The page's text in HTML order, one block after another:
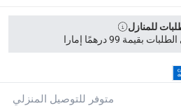
من المورّد: خلال 2 إلى 4 أيام عمل
عبر خدمة “انقر واستلم” لمنتجات
للمنازل
بقيمة 99 درهمًا إمارا
متوفر للتوصيل المنزلي